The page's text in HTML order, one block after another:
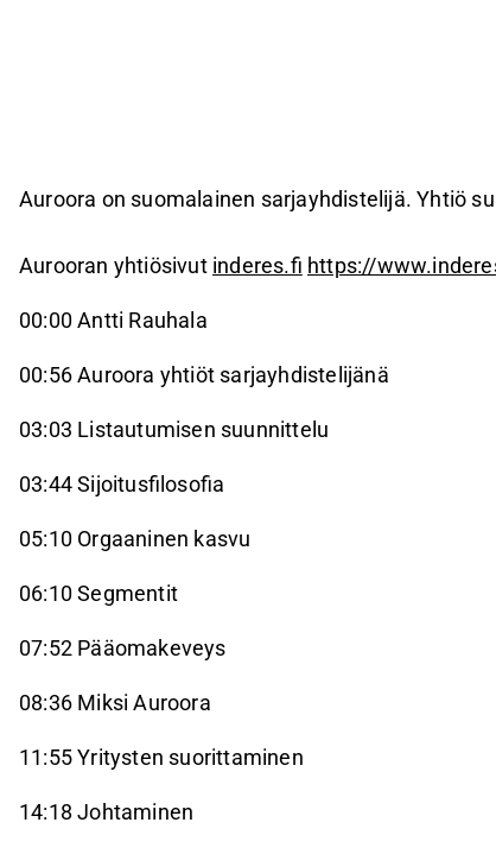
Auroora on suomalainen sarjayhdistelijä. Yhtiö
Aurooran yhtiösivut inderes.fi https://
00:00 Antti Rauhala
00:56 Auroora yhtiöt sarjayhdistelijänä
03:03 Listautumisen suunnittelu
03:44 Sijoitusfilosofia
05:10 Orgaaninen kasvu
06:10 Segmentit
07:52 Pääomakeveys
08:36 Miksi Auroora
11:55 Yritysten suorittaminen
14:18 Johtaminen